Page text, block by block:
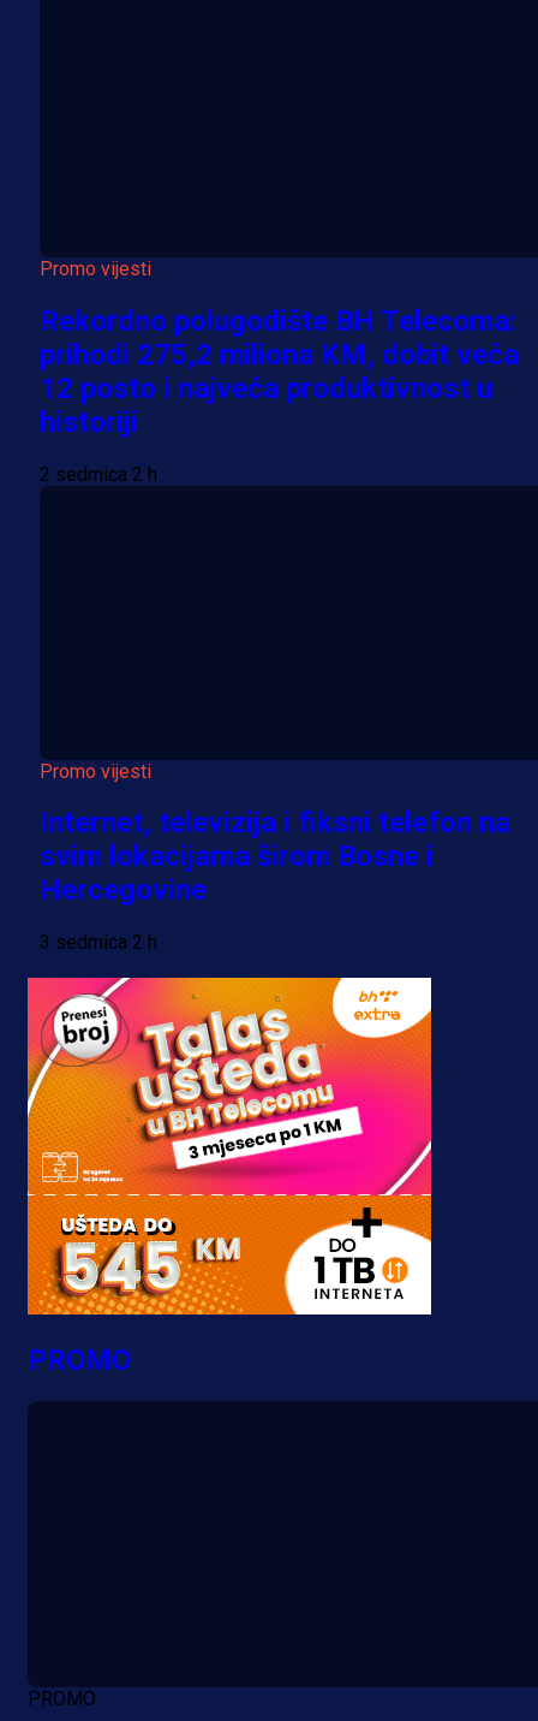
Promo vijesti
Rekordno polugodište BH Telecoma:
prihodi 275,2 miliona KM, dobit veća
12 posto i najveća produktivnost u
historiji
2 sedmica 2 h
Promo vijesti
Internet, televizija i fiksni telefon na
svim lokacijama širom Bosne i
Hercegovine
3 sedmica 2 h
PROMO
PROMO